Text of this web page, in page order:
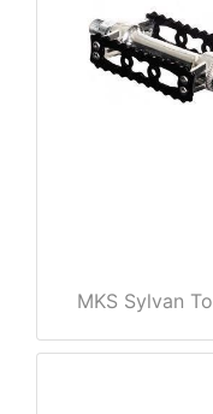
MKS Sylvan